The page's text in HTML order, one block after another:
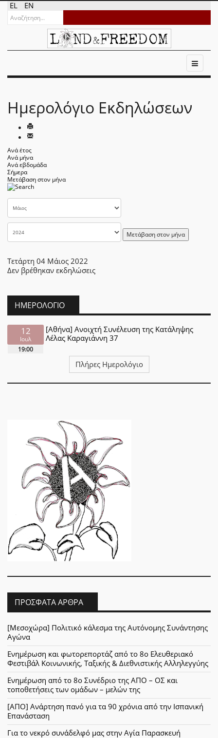
EL EN
Ημερολόγιο Εκδηλώσεων
Ανά έτος
Ανά μήνα
Ανά εβδομάδα
Σήμερα
Μετάβαση στον μήνα
Μετάβαση στον μήνα
Τετάρτη 04 Μάιος 2022
Δεν βρέθηκαν εκδηλώσεις
ΗΜΕΡΟΛΌΓΙΟ
12
Ιουλ
19:00
[Αθήνα] Ανοιχτή Συνέλευση της Κατάληψης
Λέλας Καραγιάννη 37
Πλήρες Ημερολόγιο
ΠΡΌΣΦΑΤΑ ΆΡΘΡΑ
[Μεσοχώρα] Πολιτικό κάλεσμα της Αυτόνομης Συνάντησης
Αγώνα
Ενημέρωση και φωτορεπορτάζ από το 8ο Ελευθεριακό
Φεστιβάλ Κοινωνικής, Ταξικής & Διεθνιστικής Αλληλεγγύης
Ενημέρωση από το 8ο Συνέδριο της ΑΠΟ – ΟΣ και
τοποθετήσεις των ομάδων – μελών της
[ΑΠΟ] Ανάρτηση πανό για τα 90 χρόνια από την Ισπανική
Επανάσταση
Για το νεκρό συνάδελφό μας στην Αγία Παρασκευή